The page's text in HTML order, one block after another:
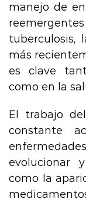
manejo de
tuberculosis,
más
es clave
como en la
El trabajo
constante
evolucionar
como la